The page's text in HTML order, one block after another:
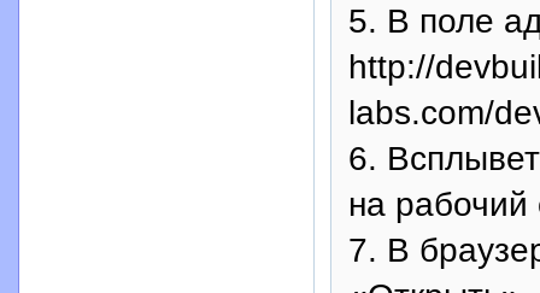
5. В поле
http://
labs.com/
6.
на рабочий
7. В